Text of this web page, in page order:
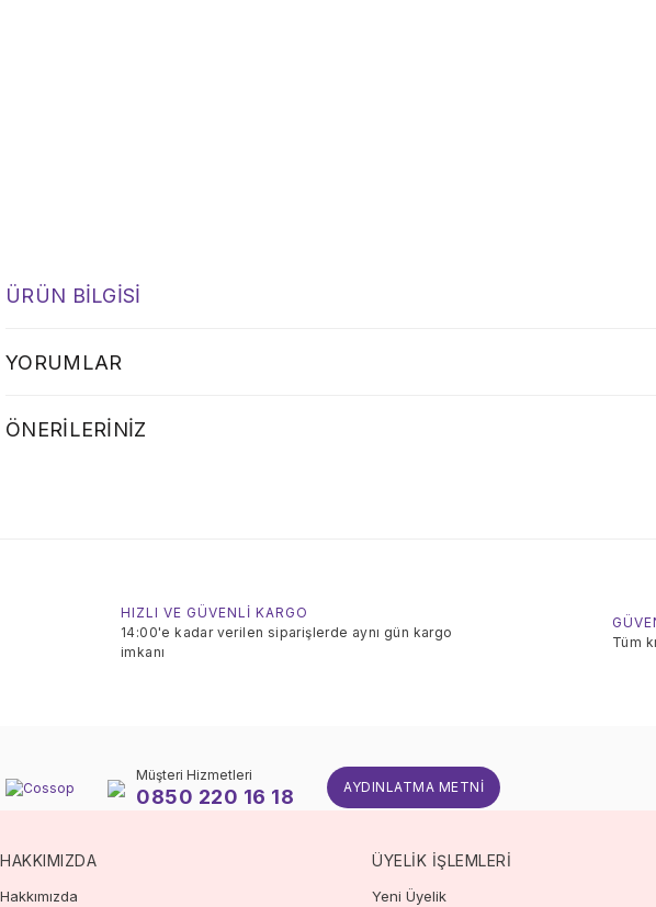
ÜRÜN BILGISI
YORUMLAR
ÖNERILERINIZ
HIZLI VE GÜVENLİ KARGO
14:00'e kadar verilen siparişlerde aynı gün kargo
imkanı
Tüm
Müşteri Hizmetleri
0850 220 16 18 AYDINLATMA METNI
HAKKIMIZDA
Hakkımızda
ÜYELİK İŞLEMLERİ
Yeni Üyelik